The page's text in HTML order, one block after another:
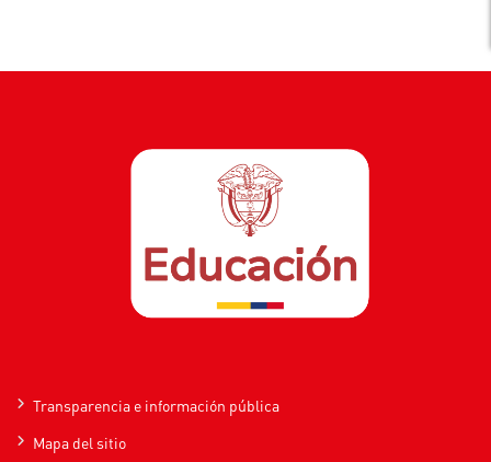
Transparencia e información pública
Mapa del sitio